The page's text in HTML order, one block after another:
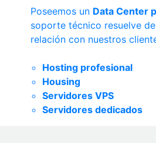
Poseemos un Data Center
soporte técnico resuelve
relación con nuestros
Hosting profesional
Housing
Servidores VPS
Servidores dedicados